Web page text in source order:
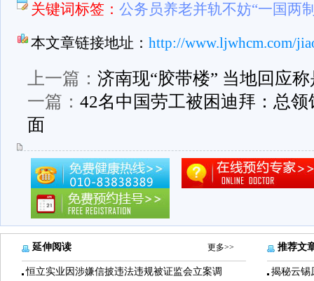
关键词标签： 公务员养老并轨不妨“一国两
本文章链接地址： http://www.ljwhcm.com/
上一篇： 济南现“胶带楼” 当地回应
一篇： 42名中国劳工被困迪拜：总
面
延伸阅读 更多>>
恒立实业因涉嫌信披违法违规被证监会立案调
推荐文
揭秘云锡